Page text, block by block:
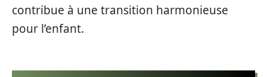
contribue à une transition harmonieuse
pour l’enfant.